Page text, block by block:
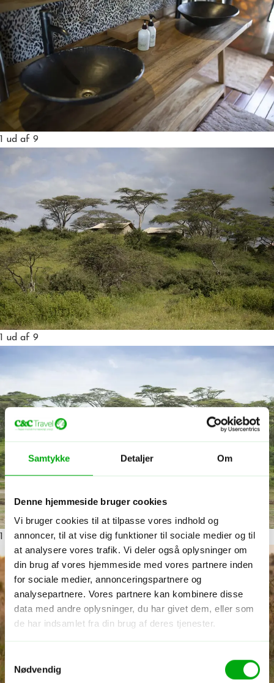
Samtykke Detaljer Om
Denne hjemmeside bruger cookies
Vi bruger cookies til at tilpasse vores indhold og
annoncer, til at vise dig funktioner til sociale medier og til
at analysere vores trafik. Vi deler også oplysninger om
din brug af vores hjemmeside med vores partnere inden
for sociale medier, annonceringspartnere og
analysepartnere. Vores partnere kan kombinere disse
data med andre oplysninger, du har givet dem, eller som
de har indsamlet fra din brug af deres tjenester.
Samtykkevalg
Nødvendig
1 ud af 9
1 ud af 9
1 ud af 9